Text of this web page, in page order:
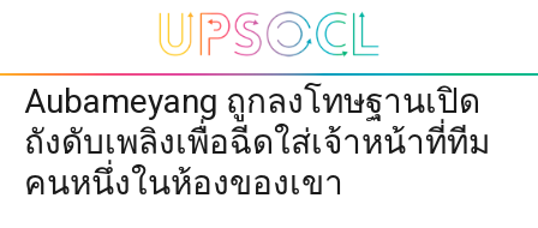
Aubameyang ถูกลงโทษฐานเปิด
ถังดับเพลิงเพื่อฉีดใส่เจ้าหน้าที่ทีม
คนหนึ่งในห้องของเขา